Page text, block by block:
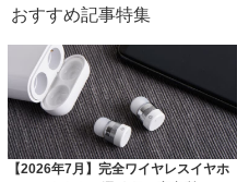
おすすめ記事特集
【2026年7月】完全ワイヤレスイヤホ